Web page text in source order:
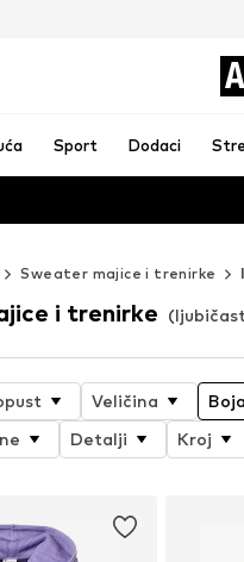
Sport Dodaci
Sweater majice i trenirke
i trenirke
Veličina Boja
Detalji Kroj